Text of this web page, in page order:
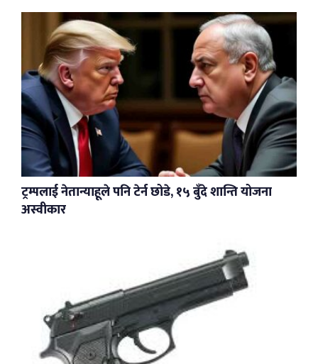
ट्रम्पलाई नेतान्याहूले पनि टेर्न छोडे, १५ बुँदे शान्ति योजना
अस्वीकार